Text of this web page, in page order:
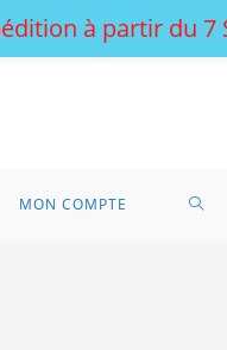
MON COMPTE
à partir du 7